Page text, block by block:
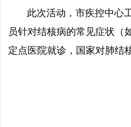
此次活动，市疾控中心
员针对结核病的常见症状（
定点医院就诊，国家对肺结